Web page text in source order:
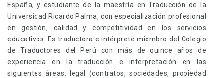
España, y estudiante de la maestría en Traducción de la
Universidad Ricardo Palma, con especialización profesional
en gestión, calidad y competitividad en los servicios
educativos. Es traductora e intérprete miembro del Colegio
de Traductores del Perú con más de quince años de
experiencia en la traducción e interpretación en las
siguientes áreas: legal (contratos, sociedades, propiedad